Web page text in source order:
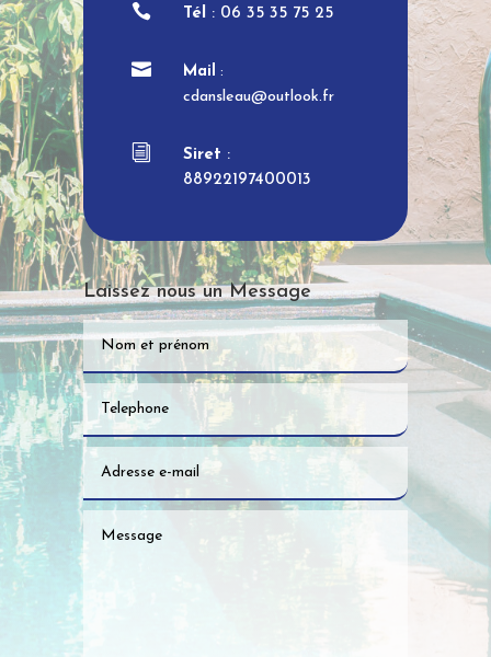
 Tél : 06 35 35 75 25
 Mail :
cdansleau@outlook.fr
i Siret :
88922197400013
Laissez nous un Message